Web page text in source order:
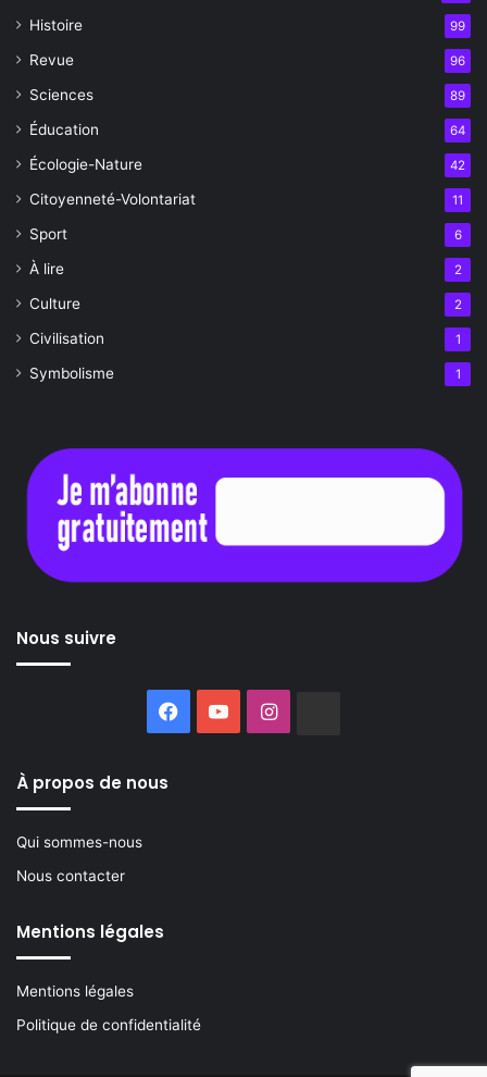
Histoire 99
Revue 96
Sciences 89
Éducation 64
Écologie-Nature 42
Citoyenneté-Volontariat 11
Sport 6
À lire 2
Culture 2
Civilisation 1
Symbolisme 1
Nous suivre
Facebook
YouTubeInstagram
À propos de nous
Qui sommes-nous
Nous contacter
Mentions légales
Mentions légales
Politique de confidentialité